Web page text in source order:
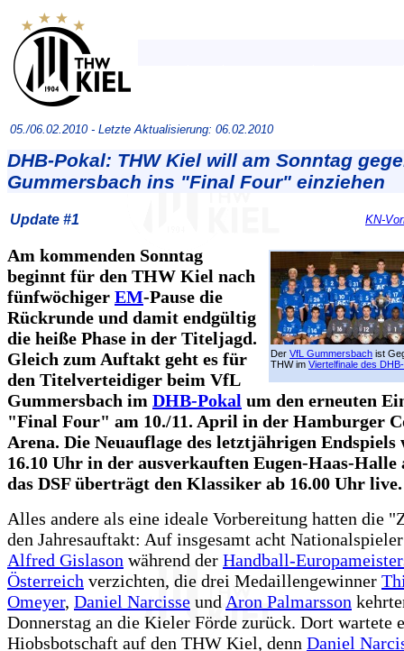
05./06.02.2010 - Letzte Aktualisierung: 06.02.2010
DHB-Pokal: THW Kiel will am Sonntag
Gummersbach ins "Final Four" einziehen
Update #1 KN-
Der VfL Gummersbach ist
THW im Viertelfinale des
Am kommenden Sonntag
beginnt für den THW Kiel nach
fünfwöchiger EM-Pause die
Rückrunde und damit endgültig
die heiße Phase in der Titeljagd.
Gleich zum Auftakt geht es für
den Titelverteidiger beim VfL
Gummersbach im DHB-Pokal um den erneuten
"Final Four" am 10./11. April in der Hamburger
Arena. Die Neuauflage des letztjährigen
16.10 Uhr in der ausverkauften Eugen-Haas-Halle
das DSF überträgt den Klassiker ab 16.00 Uhr live.
Alles andere als eine ideale Vorbereitung hatten die
den Jahresauftakt: Auf insgesamt acht
Alfred Gislason während der Handball-
Österreich verzichten, die drei Medaillengewinner
Omeyer, Daniel Narcisse und Aron Palmarsson
Donnerstag an die Kieler Förde zurück. Dort wartete
Hiobsbotschaft auf den THW Kiel, denn Daniel